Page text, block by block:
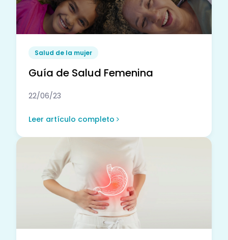
Salud de la mujer
Guía de Salud Femenina
22/06/23
Leer artículo completo